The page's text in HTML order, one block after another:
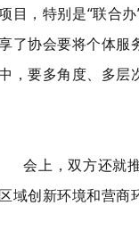
目，特别是“联合
了协会要将个体服
，要多角度、多层
会上，双方还就推
区域创新环境和营商